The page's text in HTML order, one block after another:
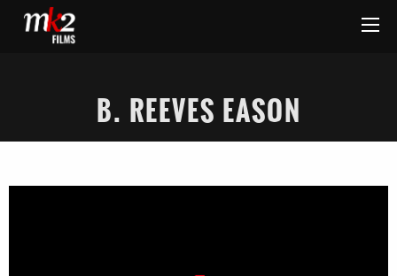
B. REEVES EASON